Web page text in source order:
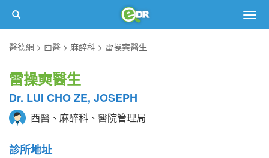
醫德網
西醫 麻醉科 雷操奭醫生
雷操奭醫生
Dr. LUI CHO ZE, JOSEPH
西醫、麻醉科、醫院管理局
診所地址